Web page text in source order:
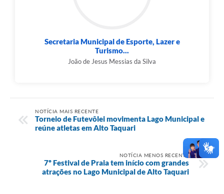
Secretaria Municipal de Esporte, Lazer e
Turismo...
João de Jesus Messias da Silva
NOTÍCIA MAIS RECENTE
Torneio de Futevôlei movimenta Lago Municipal e
reúne atletas em Alto Taquari
NOTÍCIA MENOS RECENTE
7º Festival de Praia tem início com grandes
atrações no Lago Municipal de Alto Taquari